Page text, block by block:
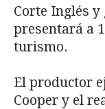
Corte Inglés y
presentará a
turismo.
El productor
Cooper y el